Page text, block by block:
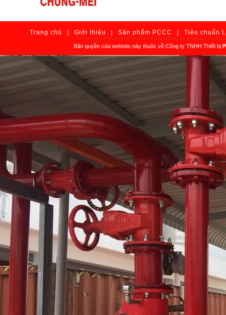
Trang chủ Giới thiệu Sản phẩm PCCC Tiêu chuẩn
Bản quyền của website này thuộc về Công ty TNHH Thiết bị